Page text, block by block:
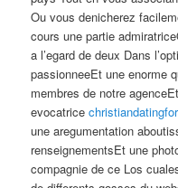
Ou vous denicherez
cours une partie
a l’egard de deux Dans
passionneeEt une enorme
membres de notre
evocatrice
une aregumentation
renseignementsEt une
compagnie de ce Los